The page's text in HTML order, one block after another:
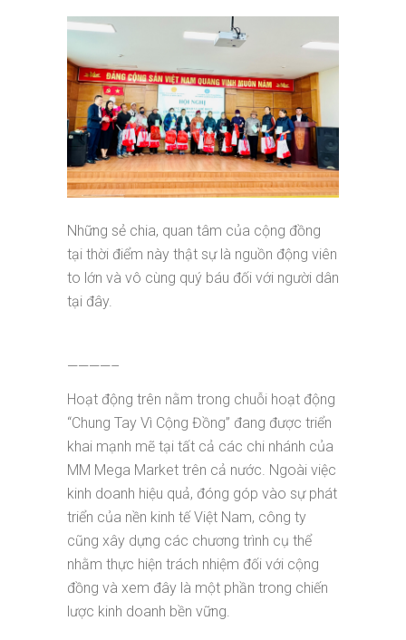
Những sẻ chia, quan tâm của cộng đồng
tại thời điểm này thật sự là nguồn động viên
to lớn và vô cùng quý báu đối với người dân
tại đây.
————–
Hoạt động trên nằm trong chuỗi hoạt động
“Chung Tay Vì Cộng Đồng” đang được triển
khai mạnh mẽ tại tất cả các chi nhánh của
MM Mega Market trên cả nước. Ngoài việc
kinh doanh hiệu quả, đóng góp vào sự phát
triển của nền kinh tế Việt Nam, công ty
cũng xây dựng các chương trình cụ thể
nhằm thực hiện trách nhiệm đối với cộng
đồng và xem đây là một phần trong chiến
lược kinh doanh bền vững.